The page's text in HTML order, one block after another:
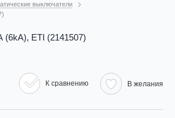
выключатели
(6kA), ETI (2141507)
К сравнению В желания